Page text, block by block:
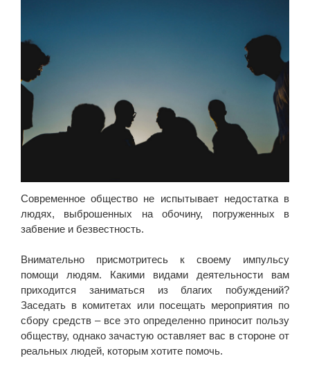
Современное общество не испытывает недостатка в
людях, выброшенных на обочину, погруженных в
забвение и безвестность.
Внимательно присмотритесь к своему импульсу
помощи людям. Какими видами деятельности вам
приходится заниматься из благих побуждений?
Заседать в комитетах или посещать мероприятия по
сбору средств – все это определенно приносит пользу
обществу, однако зачастую оставляет вас в стороне от
реальных людей, которым хотите помочь.